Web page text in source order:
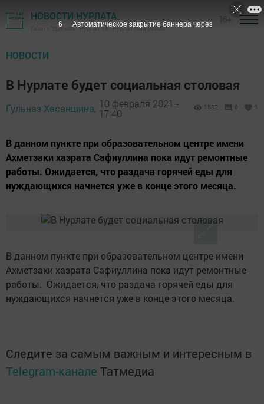
НОВОСТИ НУРЛАТА
Газета "Дружба", Нурлат ТВ - Нурлатский район
НОВОСТИ
В Нурлате будет социальная столовая
Гульназ Хасаншина, 10 февраля 2021 -
17:40
1582 0 1
В данном пункте при образовательном центре имени
Ахметзаки хазрата Сафиуллина пока идут ремонтные
работы. Ожидается, что раздача горячей еды для
нуждающихся начнется уже в конце этого месяца.
В данном пункте при образовательном центре имени
Ахметзаки хазрата Сафиуллина пока идут ремонтные
работы. Ожидается, что раздача горячей еды для
нуждающихся начнется уже в конце этого месяца.
Следите за самым важным и интересным в
Telegram-канале Татмедиа
5 Автоматическое закрытие баннера через